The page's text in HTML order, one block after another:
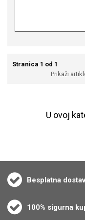
Stranica 1 od 1
Prikaži
U ovoj
Besplatna
100% sigurna